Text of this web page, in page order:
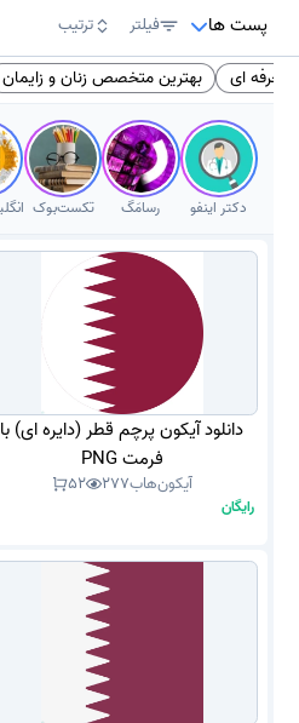
پست ها فیلتر ترتیب
فنی حرفه ای بهترین متخصص زنان و زایمان
دکتر اینفو رسامَگ تکست‌بوک
دانلود آیکون پرچم قطر (دایره ای) با
فرمت PNG
آیکون‌هاب277
52
رایگان